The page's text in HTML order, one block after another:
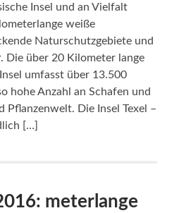
Insel und an Vielfalt
weiße
Naturschutzgebiete und
Die über 20 Kilometer lange
umfasst über 13.500
hohe Anzahl an Schafen und
Pflanzenwelt. Die Insel Texel –
[…]
meterlange